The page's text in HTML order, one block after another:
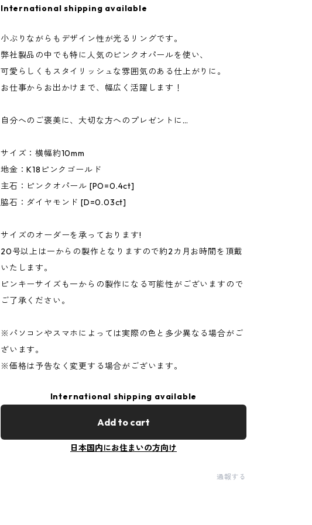
International shipping available
小ぶりながらもデザイン性が光るリングです。
弊社製品の中でも特に人気のピンクオパールを使い、
可愛らしくもスタイリッシュな雰囲気のある仕上がりに。
お仕事からお出かけまで、幅広く活躍します！
自分へのご褒美に、大切な方へのプレゼントに…
サイズ：横幅約10mm
地金：K18ピンクゴールド
主石：ピンクオパール [PO=0.4ct]
脇石：ダイヤモンド [D=0.03ct]
サイズのオーダーを承っております!
20号以上は一からの製作となりますので約2カ月お時間を頂戴
いたします。
ピンキーサイズも一からの製作になる可能性がございますので
ご了承ください。
※パソコンやスマホによっては実際の色と多少異なる場合がご
ざいます。
※価格は予告なく変更する場合がございます。
International shipping available
Add to cart
日本国内にお住まいの方向け
通報する